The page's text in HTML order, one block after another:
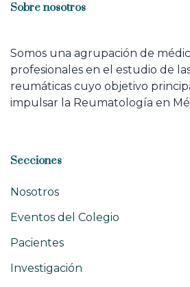
Sobre nosotros
Somos una agrupación de
profesionales en el estudio de
reumáticas cuyo objetivo
impulsar la Reumatología en
Secciones
Nosotros
Eventos del Colegio
Pacientes
Investigación